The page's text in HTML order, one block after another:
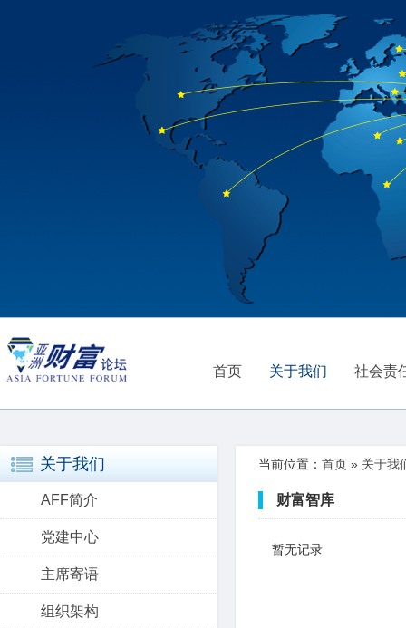
首页 关于我们 社会责
关于我们
AFF简介
党建中心
主席寄语
组织架构
当前位置： 首页 » 关于我
财富智库
暂无记录